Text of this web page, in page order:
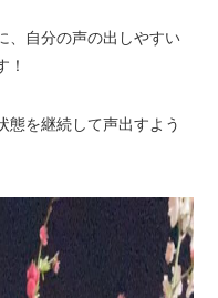
、自分の声の出しやすい
！
態を継続して声出すよう